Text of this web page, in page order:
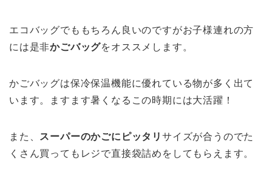
エコバッグでももちろん良いのですがお子様連れの方
には是非かごバッグをオススメします。
かごバッグは保冷保温機能に優れている物が多く出て
います。ますます暑くなるこの時期には大活躍！
また、 スーパーのかごにピッタリサイズが合うのでた
くさん買ってもレジで直接袋詰めをしてもらえます。